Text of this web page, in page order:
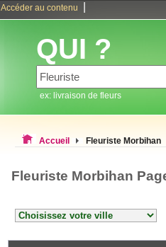
Accéder au contenu
QUI ?
ex: livraison de fleurs
Accueil Fleuriste Morbihan
Fleuriste Morbihan